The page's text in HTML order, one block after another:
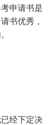
申请书是
书优秀，
经下定决